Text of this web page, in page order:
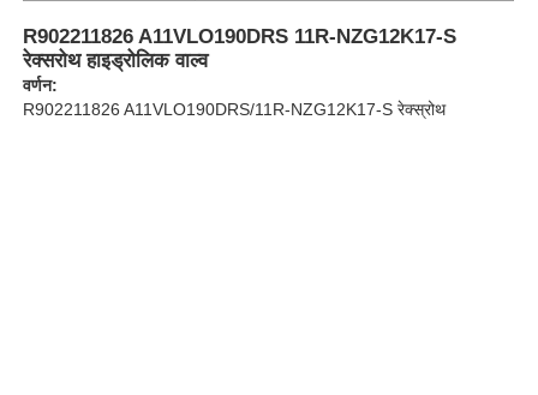
घर
उत्पादों
R902211826 A11VLO190DRS 11R-NZG12K17-S
रेक्सरोथ हाइड्रोलिक वाल्व
वर्णन:
R902211826 A11VLO190DRS/11R-NZG12K17-S रेक्स्रोथ